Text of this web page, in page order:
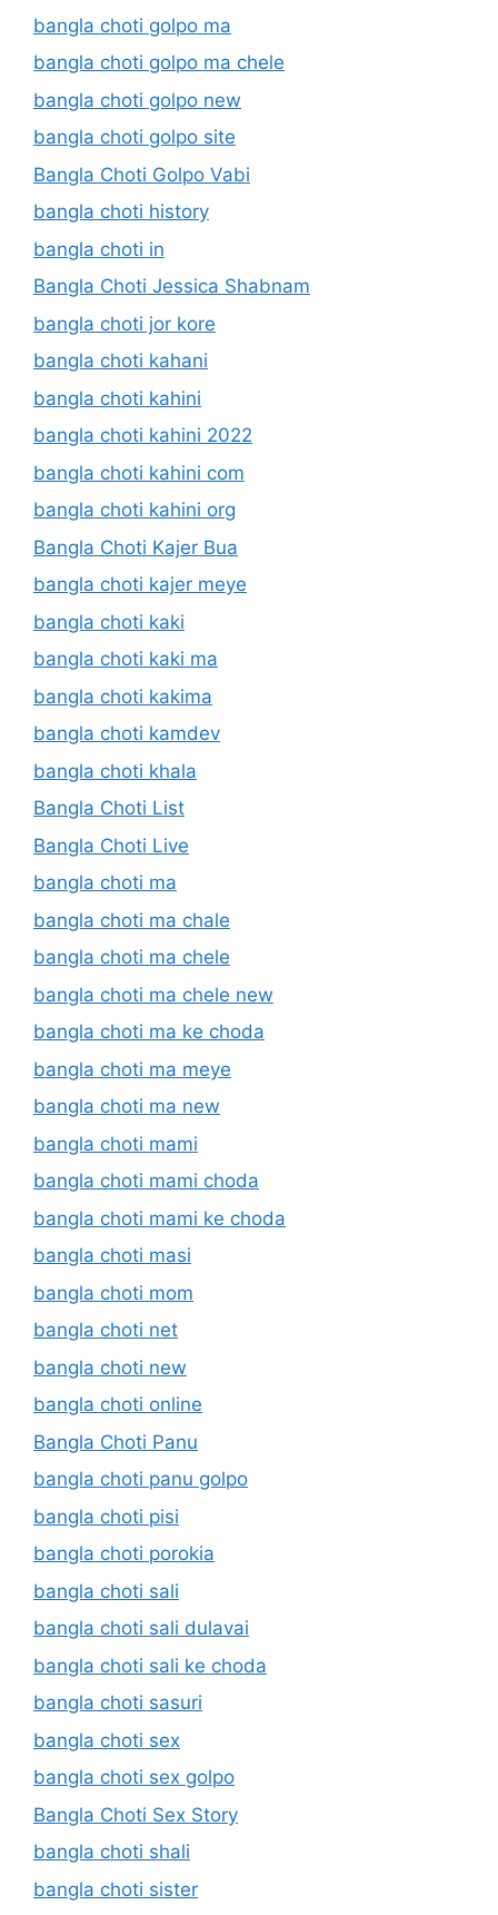
bangla choti golpo ma
bangla choti golpo ma chele
bangla choti golpo new
bangla choti golpo site
Bangla Choti Golpo Vabi
bangla choti history
bangla choti in
Bangla Choti Jessica Shabnam
bangla choti jor kore
bangla choti kahani
bangla choti kahini
bangla choti kahini 2022
bangla choti kahini com
bangla choti kahini org
Bangla Choti Kajer Bua
bangla choti kajer meye
bangla choti kaki
bangla choti kaki ma
bangla choti kakima
bangla choti kamdev
bangla choti khala
Bangla Choti List
Bangla Choti Live
bangla choti ma
bangla choti ma chale
bangla choti ma chele
bangla choti ma chele new
bangla choti ma ke choda
bangla choti ma meye
bangla choti ma new
bangla choti mami
bangla choti mami choda
bangla choti mami ke choda
bangla choti masi
bangla choti mom
bangla choti net
bangla choti new
bangla choti online
Bangla Choti Panu
bangla choti panu golpo
bangla choti pisi
bangla choti porokia
bangla choti sali
bangla choti sali dulavai
bangla choti sali ke choda
bangla choti sasuri
bangla choti sex
bangla choti sex golpo
Bangla Choti Sex Story
bangla choti shali
bangla choti sister